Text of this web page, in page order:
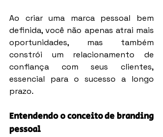
Ao criar uma marca pessoal bem
definida, você não apenas atrai mais
oportunidades, mas também
constrói um relacionamento de
confiança com seus clientes,
essencial para o sucesso a longo
prazo.
Entendendo o conceito de branding
pessoal